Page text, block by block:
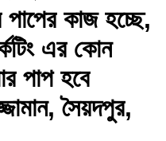
কাজ হচ্ছে,
এর কোন
পাপ হবে
সৈয়দপুর,